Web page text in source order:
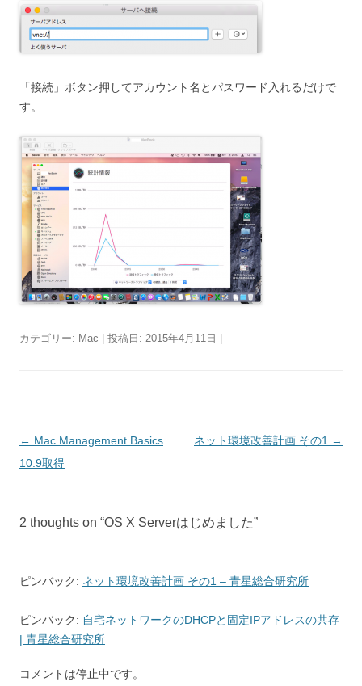
「接続」ボタン押してアカウント名とパスワード入れるだけで
す。
カテゴリー: Mac | 投稿日: 2015年4月11日 |
投
稿
ゲ
シ
ン
← Mac Management Basics
10.9取得
ネット環境改善計画 その1 →
2 thoughts on “OS X Serverはじめました”
ピンバック: ネット環境改善計画 その1 – 青星総合研究所
ピンバック: 自宅ネットワークのDHCPと固定IPアドレスの共存
| 青星総合研究所
コメントは停止中です。